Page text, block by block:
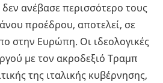
ανέβασε περισσότερο τους
προέδρου, αποτελεί, σε
στην Ευρώπη. Οι ιδεολογικές
με τον ακροδεξιό Τραμπ
της ιταλικής κυβέρνησης,